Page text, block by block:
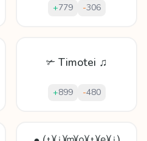
+779 -306
✃ Timotei ♫
+899 -480